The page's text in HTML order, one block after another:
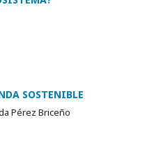
SOSTENIBLE
Pérez Briceño